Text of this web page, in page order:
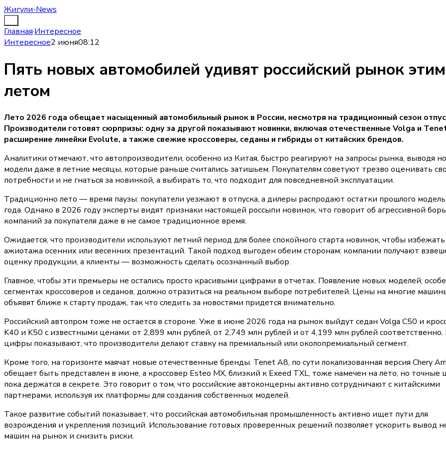
Жигули-News
Главная·Интересное
Интересное2 июня08:12
Пять новых автомобилей удивят российский рынок этим
летом
Лето 2026 года обещает насыщенный автомобильный рынок в России, несмотря на традиционный сезон
Производители готовят сюрпризы: одну за другой показывают новинки, включая отечественные Volga и
расширение линейки Evolute, а также свежие кроссоверы, седаны и гибриды от китайских брендов.
Аналитики отмечают, что автопроизводители, особенно из Китая, быстро реагируют на запросы рынка, выводя
модели даже в летние месяцы, которые раньше считались затишьем. Покупателям советуют трезво оценивать
потребности и не гнаться за новинкой, а выбирать то, что подходит для повседневной эксплуатации.
Традиционно лето — время паузы: покупатели уезжают в отпуска, а дилеры распродают остатки прошлого
года. Однако в 2026 году эксперты видят признаки настоящей россыпи новинок, что говорит об агрессивной
компаний за покупателя даже в не самое традиционное время.
Ожидается, что производители используют летний период для более спокойного старта новинок, чтобы избежать
ажиотажа осенних или весенних презентаций. Такой подход выгоден обеим сторонам: компании получают
оценку продукции, а клиенты — возможность сделать осознанный выбор.
Главное, чтобы эти премьеры не остались просто красивыми цифрами в отчетах. Появление новых моделей,
сегментах кроссоверов и седанов, должно отразиться на реальном выборе потребителей. Цены на многие
объявят ближе к старту продаж, так что следить за новостями придется внимательно.
Российский автопром тоже не остается в стороне. Уже в июне 2026 года на рынок выйдут седан Volga C50 и
K40 и K50 с известными ценами: от 2,899 млн рублей, от 2,749 млн рублей и от 4,199 млн рублей соответственно.
цифры показывают, что производители делают ставку на премиальный или околопремиальный сегмент.
Кроме того, на горизонте маячат новые отечественные бренды. Tenet A8, по сути локализованная версия Chery
обещает быть представлен в июне, а кроссовер Esteo MX, близкий к Exeed TXL, тоже намечен на лето, но точные
пока держатся в секрете. Это говорит о том, что российские автоконцерны активно сотрудничают с китайскими
партнерами, используя их платформы для создания собственных моделей.
Такое развитие событий показывает, что российская автомобильная промышленность активно ищет пути для
возрождения и укрепления позиций. Использование готовых проверенных решений позволяет ускорить вывод
машин на рынок и снизить риски.